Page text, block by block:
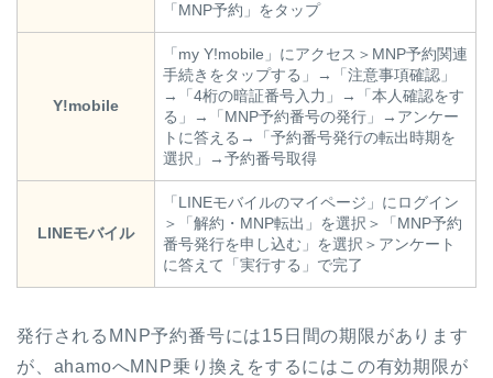
「MNP予約」をタップ
Y!mobile
「my Y!mobile」にアクセス＞MNP予約関連
手続きをタップする」→「注意事項確認」
→「4桁の暗証番号入力」→「本人確認をす
る」→「MNP予約番号の発行」→アンケー
トに答える→「予約番号発行の転出時期を
選択」→予約番号取得
LINEモバイル
「LINEモバイルのマイページ」にログイン
＞「解約・MNP転出」を選択＞「MNP予約
番号発行を申し込む」を選択＞アンケート
に答えて「実行する」で完了
発行されるMNP予約番号には15日間の期限があります
が、ahamoへMNP乗り換えをするにはこの有効期限が